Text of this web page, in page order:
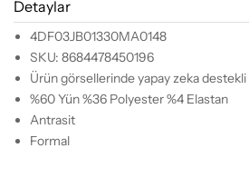
Detaylar
4DF03JB01330MA0148
SKU: 8684478450196
Ürün görsellerinde yapay zeka destekli
%60 Yün %36 Polyester %4 Elastan
Antrasit
Formal